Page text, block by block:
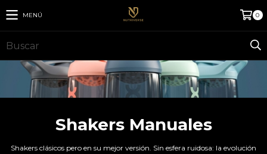
MENÚ 0
Shakers Manuales
Shakers clásicos pero en su mejor versión. Sin esfera ruidosa: la evolución